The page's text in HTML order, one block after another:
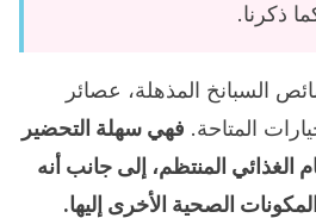
ذكرنا.
السبانخ المذهلة، عصائر
المتاحة. فهي سهلة التحضير
الغذائي المنتظم، إلى جانب أنه
الصحية الأخرى إليها.